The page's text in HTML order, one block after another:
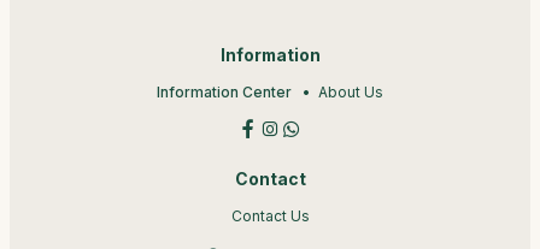
Information
Information Center About Us
Contact
Contact Us